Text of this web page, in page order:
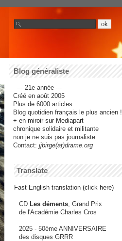
Blog généraliste
--- 21e année ---
Créé en août 2005
Plus de 6000 articles
Blog quotidien français le plus ancien !
+ en miroir sur Mediapart
chronique solidaire et militante
non je ne suis pas journaliste
Contact: jjbirge(at)drame.org
Translate
Fast English translation (click here)
CD Les déments , Grand Prix
de l'Académie Charles Cros
2025 - 50ème ANNIVERSAIRE
des disques GRRR